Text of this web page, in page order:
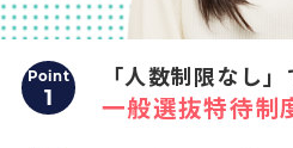
Point
1
「人数制限なし
一般選抜特待制